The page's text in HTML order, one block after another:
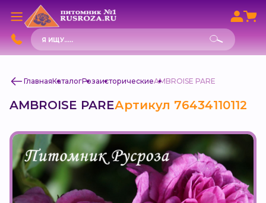
Поиск
товаров
ГлавнаяКаталогРозаисторическиеAMBROISE PARE
AMBROISE PAREАртикул 76434110112